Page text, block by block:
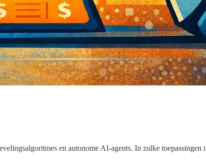
en autonome AI-agents. In zulke